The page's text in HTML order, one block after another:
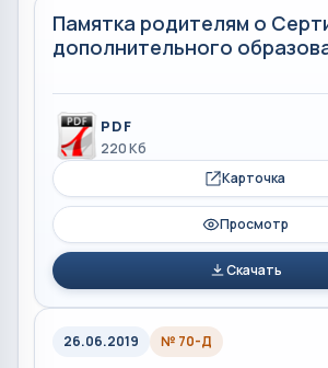
Памятка родителям о
дополнительного
PDF
220 Кб
Карточка
Просмотр
Скачать
26.06.2019 № 70-Д